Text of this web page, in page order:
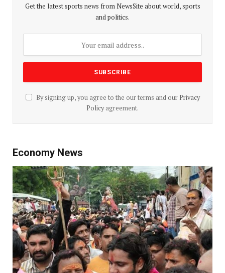
Get the latest sports news from NewsSite about world, sports
and politics.
By signing up, you agree to the our terms and our Privacy
Policyagreement.
Economy News